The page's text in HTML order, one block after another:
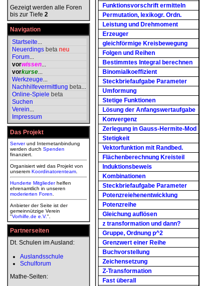
Gezeigt werden alle Foren
bis zur Tiefe 2
Navigation
Startseite...
Neuerdings beta neu
Forum...
vorwissen...
vorkurse...
Werkzeuge...
Nachhilfevermittlung beta...
Online-Spiele beta
Suchen
Verein...
Impressum
Das Projekt
Serverund Internetanbindung
werden durch Spenden
finanziert.
Organisiert wird das Projekt von
unserem Koordinatorenteam
Hunderte Mitgliederhelfen
ehrenamtlich in unseren
moderierten Foren
Anbieter der Seite ist der
gemeinnützige Verein
"Vorhilfe.de e.V.".
Partnerseiten
Dt. Schulen im Ausland:
Auslandsschule
Schulforum
Mathe-Seiten:
Funktionsvorschrift ermitteln
Permutation, lexikogr. Ordn.
Leistung und Drehmoment
Erzeuger
gleichförmige Kreisbewegung
Folgen und Reihen
Bestimmtes Integral berechnen
Binomialkoeffizient
Steckbriefaufgabe Parameter
Umformung
Stetige Funktionen
Lösung der Anfangswertaufgabe
Konvergenz
Zerlegung in Gauss-Hermite-Mod
Stetigkeit
Vektorfunktion mit Randbed.
Flächenberechnung Kreisteil
Induktionsbeweis
Kombinationen
Steckbriefaufgabe Parameter
Potenzreiehenentwicklung
Potenzreihe
Gleichung auflösen
z transformation und dann?
Gruppe, Ordnung p^2
Grenzwert einer Reihe
Buchvorstellung
Zeichensetzung
Z-Transformation
Fast überall